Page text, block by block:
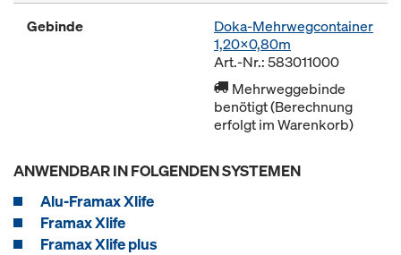
Gebinde
Doka-Mehrwegcontainer
1,20x0,80m
Art.-Nr.: 583011000
Mehrweggebinde
benötigt (Berechnung
erfolgt im Warenkorb)
ANWENDBAR IN FOLGENDEN SYSTEMEN
Alu-Framax Xlife
Framax Xlife
Framax Xlife plus